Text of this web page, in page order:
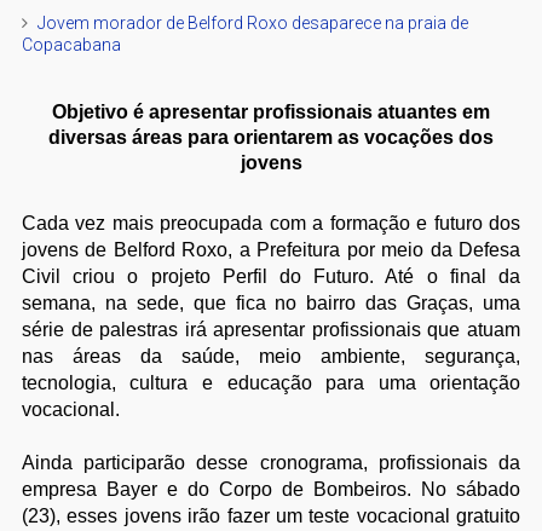
Jovem morador de Belford Roxo desaparece na praia de
Copacabana
Objetivo é apresentar profissionais atuantes em
diversas áreas para orientarem as vocações dos
jovens
Cada vez mais preocupada com a formação e futuro dos
jovens de Belford Roxo, a Prefeitura por meio da Defesa
Civil criou o projeto Perfil do Futuro. Até o final da
semana, na sede, que fica no bairro das Graças, uma
série de palestras irá apresentar profissionais que atuam
nas áreas da saúde, meio ambiente, segurança,
tecnologia, cultura e educação para uma orientação
vocacional.
Ainda participarão desse cronograma, profissionais da
empresa Bayer e do Corpo de Bombeiros. No sábado
(23), esses jovens irão fazer um teste vocacional gratuito